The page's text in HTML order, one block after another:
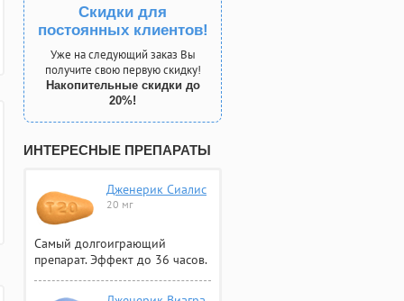
Скидки для
постоянных клиентов!
Уже на следующий заказ Вы
получите свою первую скидку!
Накопительные скидки до
20%!
ИНТЕРЕСНЫЕ ПРЕПАРАТЫ
Дженерик Сиалис
20 мг
Самый долгоиграющий
препарат. Эффект до 36 часов.